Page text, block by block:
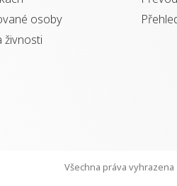
osoby
živnosti
Všechna práva vyhrazena